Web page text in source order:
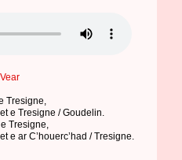
Tresigne
e Tresigne / Goudelin
Tresigne
e ar C’houerc’had / Tresigne